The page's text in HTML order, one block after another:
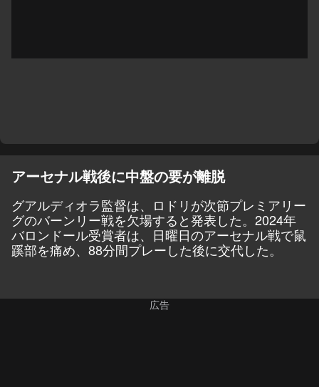
アーセナル戦後に中盤の要が離脱
グアルディオラ監督は、ロドリが次節プレミアリー
グのバーンリー戦を欠場すると発表した。2024年
バロンドール受賞者は、日曜日のアーセナル戦で鼠
蹊部を痛め、88分間プレーした後に交代した。
広告